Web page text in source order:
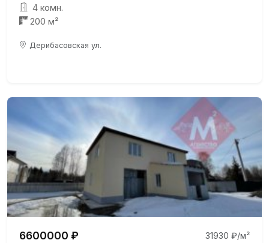
4 комн.
200 м²
Дерибасовская ул.
6600000 ₽ 31930 ₽/м²